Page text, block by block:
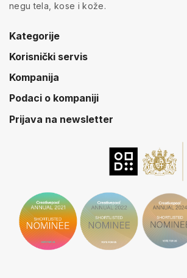
negu tela, kose i kože.
Kategorije
Korisnički servis
Kompanija
Podaci o kompaniji
Prijava na newsletter